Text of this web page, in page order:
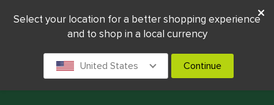
Select your location for a better shopping experience
and to shop in a local currency
United States Continue